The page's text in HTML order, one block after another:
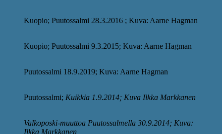
Kuopio; Puutossalmi 28.3.2016 ; Kuva: Aarne Hagman
Kuopio; Puutossalmi 9.3.2015; Kuva: Aarne Hagman
Puutossalmi 18.9.2019; Kuva: Aarne Hagman
Puutossalmi; Kuikkia 1.9.2014; Kuva Ilkka Markkanen
Valkoposki-muuttoa Puutossalmella 30.9.2014; Kuva:
Ilkka Markkanen